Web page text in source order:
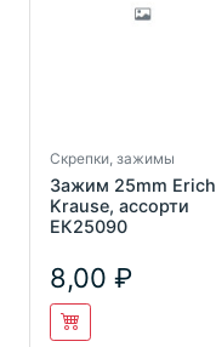
Скрепки, зажимы
Зажим 25mm Erich
Krause, ассорти
ЕК25090
8,00